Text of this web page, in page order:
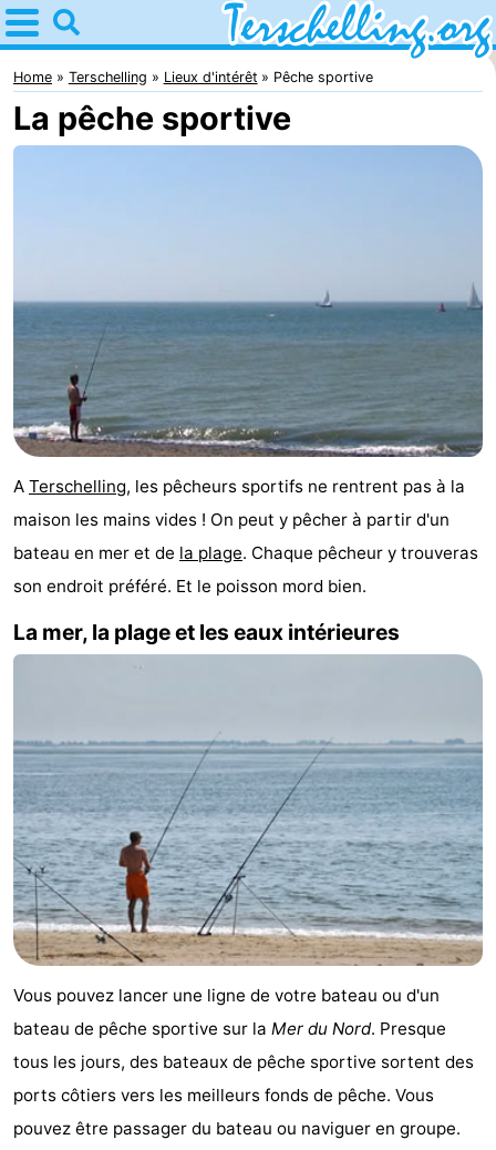
Home
Terschelling
Astuces
nuit
Appartements
-
Kaap
-
Résidence
Terschelling
Strandappartementen
-
d'hôtes
Chaumières
-
De
Riesen
-
Elements
-
Schuttersbos
Tjermelân
Hôtels
Last
minutes
Plages
Home Terschelling Lieux d'intérêt Pêche sportive
La pêche sportive
A Terschelling, les pêcheurs sportifs ne rentrent pas à la
maison les mains vides ! On peut y pêcher à partir d'un
bateau en mer et de la plage. Chaque pêcheur y trouveras
son endroit préféré. Et le poisson mord bien.
La mer, la plage et les eaux intérieures
Vous pouvez lancer une ligne de votre bateau ou d'un
bateau de pêche sportive sur la Mer du Nord. Presque
tous les jours, des bateaux de pêche sportive sortent des
ports côtiers vers les meilleurs fonds de pêche. Vous
pouvez être passager du bateau ou naviguer en groupe.